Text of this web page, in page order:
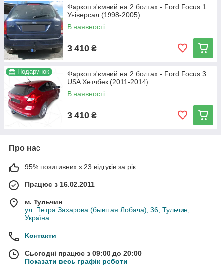
Фаркоп з'ємний на 2 болтах - Ford Focus 1
Універсал (1998-2005)
В наявності
3 410 ₴
Подарунок
Фаркоп з'ємний на 2 болтах - Ford Focus 3
USA Хетчбек (2011-2014)
В наявності
3 410 ₴
Про нас
95% позитивних з 23 відгуків за рік
Працює з 16.02.2011
м. Тульчин
ул. Петра Захарова (бывшая Лобача), 36, Тульчин,
Україна
Контакти
Сьогодні працює з 09:00 до 20:00
Показати весь графік роботи